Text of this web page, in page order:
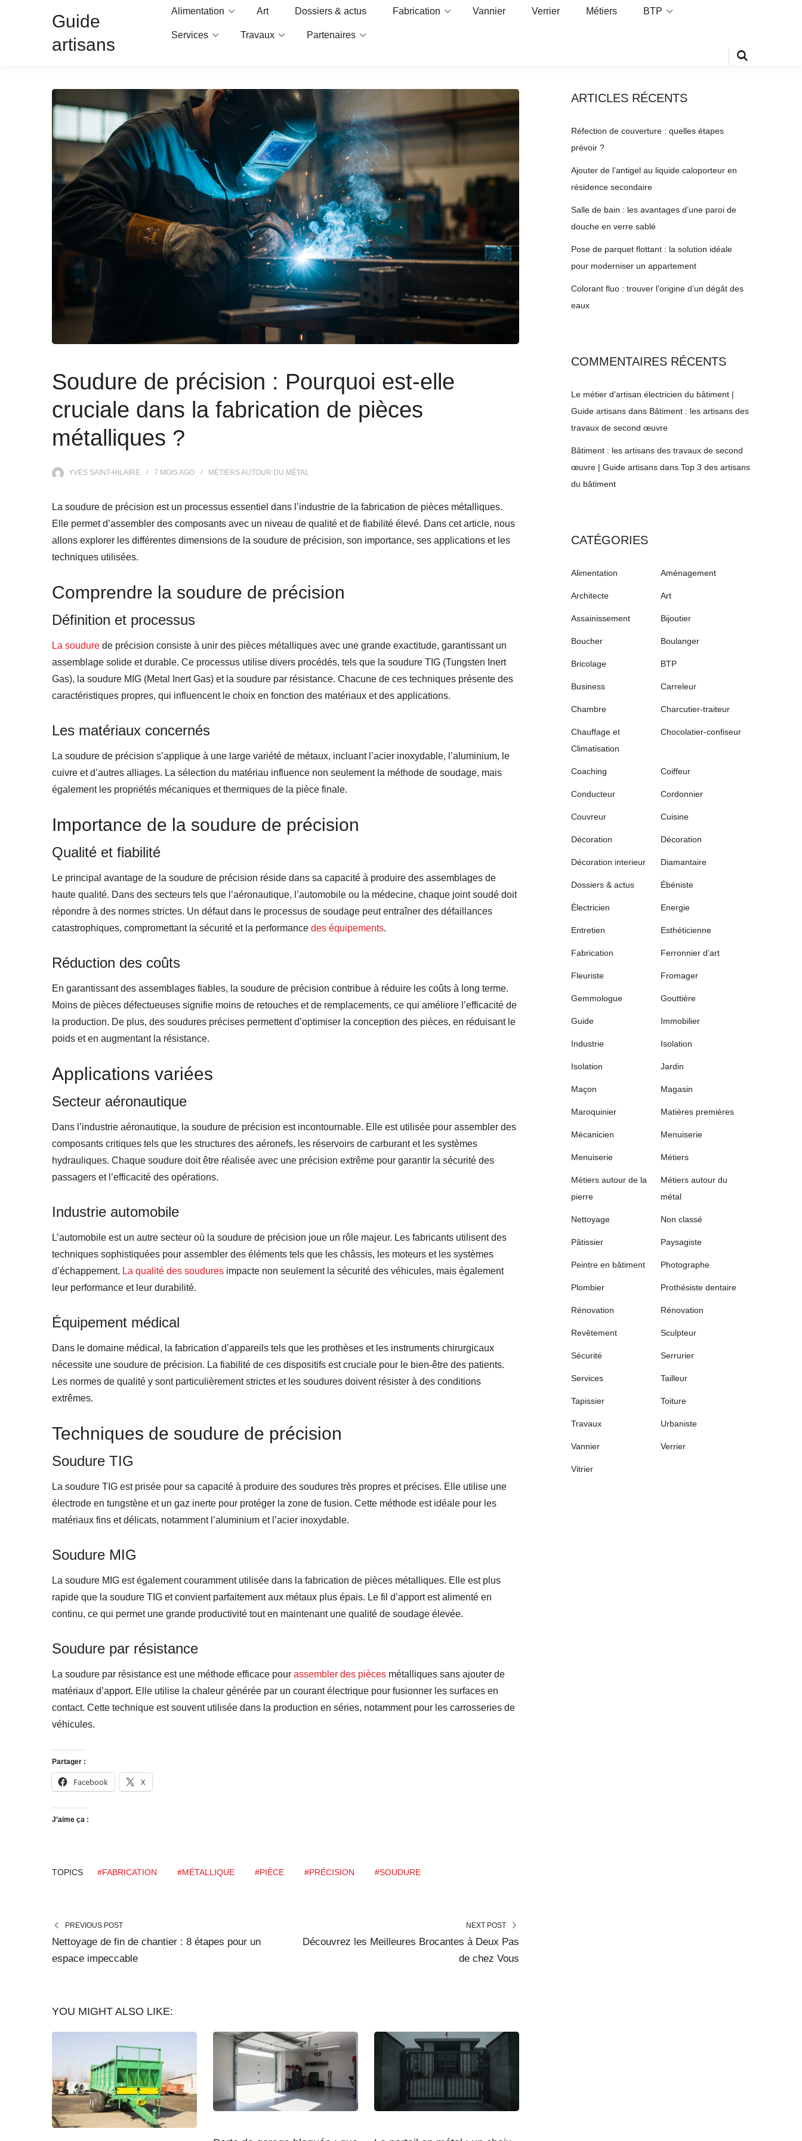
Guide
artisans
Alimentation Art Dossiers & actus Fabrication Vannier Verrier Métiers BTP
Services Travaux Partenaires
Soudure de précision : Pourquoi est-elle
cruciale dans la fabrication de pièces
métalliques ?
YVES SAINT-HILAIRE 7 MOISAGO MÉTIERS AUTOUR DU MÉTAL
La soudure de précision est un processus essentiel dans l’industrie de la fabrication de pièces métalliques.
Elle permet d’assembler des composants avec un niveau de qualité et de fiabilité élevé. Dans cet article, nous
allons explorer les différentes dimensions de la soudure de précision, son importance, ses applications et les
techniques utilisées.
Comprendre la soudure de précision
Définition et processus
La soudure de précision consiste à unir des pièces métalliques avec une grande exactitude, garantissant un
assemblage solide et durable. Ce processus utilise divers procédés, tels que la soudure TIG (Tungsten Inert
Gas), la soudure MIG (Metal Inert Gas) et la soudure par résistance. Chacune de ces techniques présente des
caractéristiques propres, qui influencent le choix en fonction des matériaux et des applications.
Les matériaux concernés
La soudure de précision s’applique à une large variété de métaux, incluant l’acier inoxydable, l’aluminium, le
cuivre et d’autres alliages. La sélection du matériau influence non seulement la méthode de soudage, mais
également les propriétés mécaniques et thermiques de la pièce finale.
Importance de la soudure de précision
Qualité et fiabilité
Le principal avantage de la soudure de précision réside dans sa capacité à produire des assemblages de
haute qualité. Dans des secteurs tels que l’aéronautique, l’automobile ou la médecine, chaque joint soudé doit
répondre à des normes strictes. Un défaut dans le processus de soudage peut entraîner des défaillances
catastrophiques, compromettant la sécurité et la performance des équipements.
Réduction des coûts
En garantissant des assemblages fiables, la soudure de précision contribue à réduire les coûts à long terme.
Moins de pièces défectueuses signifie moins de retouches et de remplacements, ce qui améliore l’efficacité de
la production. De plus, des soudures précises permettent d’optimiser la conception des pièces, en réduisant le
poids et en augmentant la résistance.
Applications variées
Secteur aéronautique
Dans l’industrie aéronautique, la soudure de précision est incontournable. Elle est utilisée pour assembler des
composants critiques tels que les structures des aéronefs, les réservoirs de carburant et les systèmes
hydrauliques. Chaque soudure doit être réalisée avec une précision extrême pour garantir la sécurité des
passagers et l’efficacité des opérations.
Industrie automobile
L’automobile est un autre secteur où la soudure de précision joue un rôle majeur. Les fabricants utilisent des
techniques sophistiquées pour assembler des éléments tels que les châssis, les moteurs et les systèmes
d’échappement. La qualité des soudures impacte non seulement la sécurité des véhicules, mais également
leur performance et leur durabilité.
Équipement médical
Dans le domaine médical, la fabrication d’appareils tels que les prothèses et les instruments chirurgicaux
nécessite une soudure de précision. La fiabilité de ces dispositifs est cruciale pour le bien-être des patients.
Les normes de qualité y sont particulièrement strictes et les soudures doivent résister à des conditions
extrêmes.
Techniques de soudure de précision
Soudure TIG
La soudure TIG est prisée pour sa capacité à produire des soudures très propres et précises. Elle utilise une
électrode en tungstène et un gaz inerte pour protéger la zone de fusion. Cette méthode est idéale pour les
matériaux fins et délicats, notamment l’aluminium et l’acier inoxydable.
Soudure MIG
La soudure MIG est également couramment utilisée dans la fabrication de pièces métalliques. Elle est plus
rapide que la soudure TIG et convient parfaitement aux métaux plus épais. Le fil d’apport est alimenté en
continu, ce qui permet une grande productivité tout en maintenant une qualité de soudage élevée.
Soudure par résistance
La soudure par résistance est une méthode efficace pour assembler des pièces métalliques sans ajouter de
matériaux d’apport. Elle utilise la chaleur générée par un courant électrique pour fusionner les surfaces en
contact. Cette technique est souvent utilisée dans la production en séries, notamment pour les carrosseries de
véhicules.
Partager :
Facebook X
J’aime ça :
TOPICS #FABRICATION #MÉTALLIQUE #PIÈCE #PRÉCISION #SOUDURE
PREVIOUS POST
Nettoyage de fin de chantier : 8 étapes pour un
espace impeccable
NEXT POST
Découvrez les Meilleures Brocantes à Deux Pas
de chez Vous
YOU MIGHT ALSO LIKE:
ARTICLES RÉCENTS
Réfection de couverture : quelles étapes
prévoir ?
Ajouter de l’antigel au liquide caloporteur en
résidence secondaire
Salle de bain : les avantages d’une paroi de
douche en verre sablé
Pose de parquet flottant : la solution idéale
pour moderniser un appartement
Colorant fluo : trouver l’origine d’un dégât des
eaux
COMMENTAIRES RÉCENTS
Le métier d'artisan électricien du bâtiment |
Guide artisans dans Bâtiment : les artisans des
travaux de second œuvre
Bâtiment : les artisans des travaux de second
œuvre | Guide artisans dans Top 3 des artisans
du bâtiment
CATÉGORIES
Alimentation Aménagement
Architecte Art
Assainissement Bijoutier
Boucher Boulanger
Bricolage BTP
Business Carreleur
Chambre Charcutier-traiteur
Chauffage et
Climatisation
Chocolatier-confiseur
Coaching Coiffeur
Conducteur Cordonnier
Couvreur Cuisine
Décoration Décoration
Décoration interieur Diamantaire
Dossiers & actus Ébéniste
Électricien Energie
Entretien Esthéticienne
Fabrication Ferronnier d’art
Fleuriste Fromager
Gemmologue Gouttière
Guide Immobilier
Industrie Isolation
Isolation Jardin
Maçon Magasin
Maroquinier Matières premières
Mécanicien Menuiserie
Menuiserie Métiers
Métiers autour de la
pierre
Métiers autour du
métal
Nettoyage Non classé
Pâtissier Paysagiste
Peintre en bâtiment Photographe
Plombier Prothésiste dentaire
Rénovation Rénovation
Revêtement Sculpteur
Sécurité Serrurier
Services Tailleur
Tapissier Toiture
Travaux Urbaniste
Vannier Verrier
Vitrier